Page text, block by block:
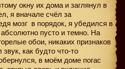
окну их дома и заглянул в
я вначале счёл за
мозг в порядок, я убедился в
пусто и темно. На
обои, никаких признаков
как будто что-то
в моём доме погас